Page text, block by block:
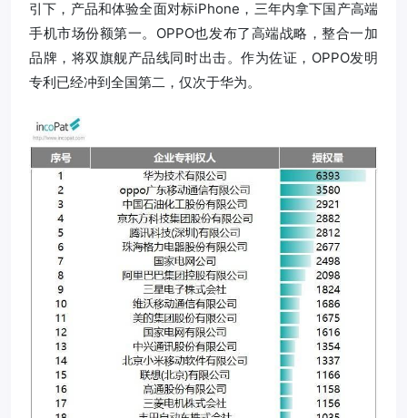
引下，产品和体验全面对标iPhone，三年内拿下国产高端
手机市场份额第一。OPPO也发布了高端战略，整合一加
品牌，将双旗舰产品线同时出击。作为佐证，OPPO发明
专利已经冲到全国第二，仅次于华为。